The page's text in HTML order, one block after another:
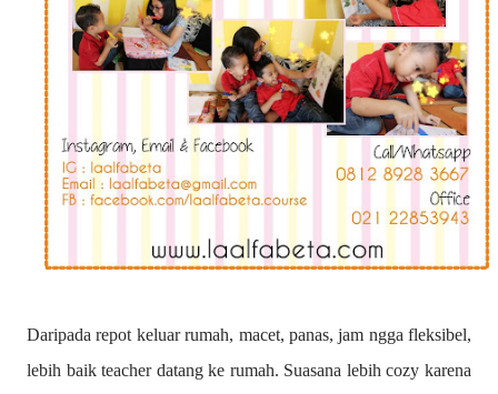
Daripada repot keluar rumah, macet, panas, jam ngga fleksibel,
lebih baik teacher datang ke rumah. Suasana lebih cozy karena